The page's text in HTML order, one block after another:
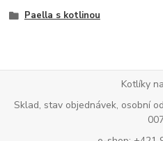
Paella s kotlinou
Kotlíky
Sklad, stav objednávek, osobní